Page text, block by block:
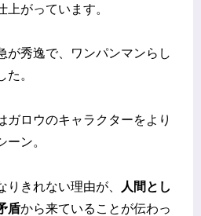
上がっています。
が秀逸で、ワンパンマンらし
。
ガロウのキャラクターをより
ン。
きれない理由が、
人間とし
盾から来ていることが伝わっ